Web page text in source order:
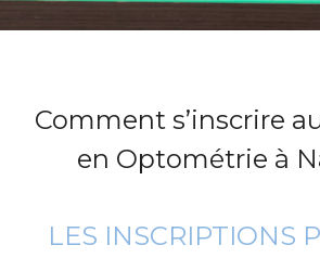
Comment s’inscrire
en Optométrie à
LES INSCRIPTIONS